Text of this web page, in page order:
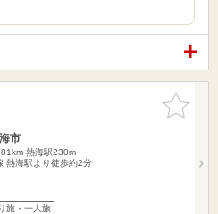
お気に入
りに追加
市
熱海駅230m
熱海駅より徒歩約2分
旅・一人旅